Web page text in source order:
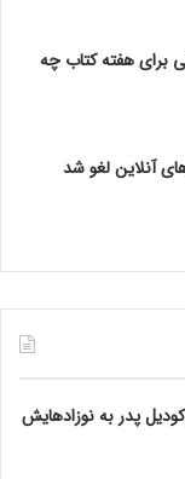
برای هفته کتاب چه
آنلاین لغو شد
پدر به نوزادهایش